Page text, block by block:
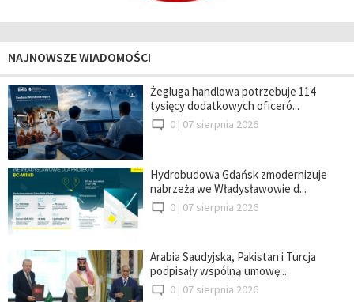
NAJNOWSZE WIADOMOŚCI
Żegluga handlowa potrzebuje 114
tysięcy dodatkowych oficeró...
0 | 07 sierpnia 2026
Hydrobudowa Gdańsk zmodernizuje
nabrzeża we Władysławowie d...
0 | 07 sierpnia 2026
Arabia Saudyjska, Pakistan i Turcja
podpisały wspólną umowę...
0 | 07 sierpnia 2026